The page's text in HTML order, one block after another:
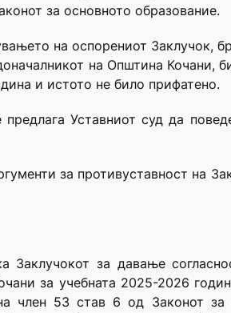
за основното образование.
на оспорениот Заклучок,
на Општина Кочани,
и истото не било прифатено.
Уставниот суд да
за противуставност на
Заклучокот за давање
за учебната 2025-2026
член 53 став 6 од Законот за